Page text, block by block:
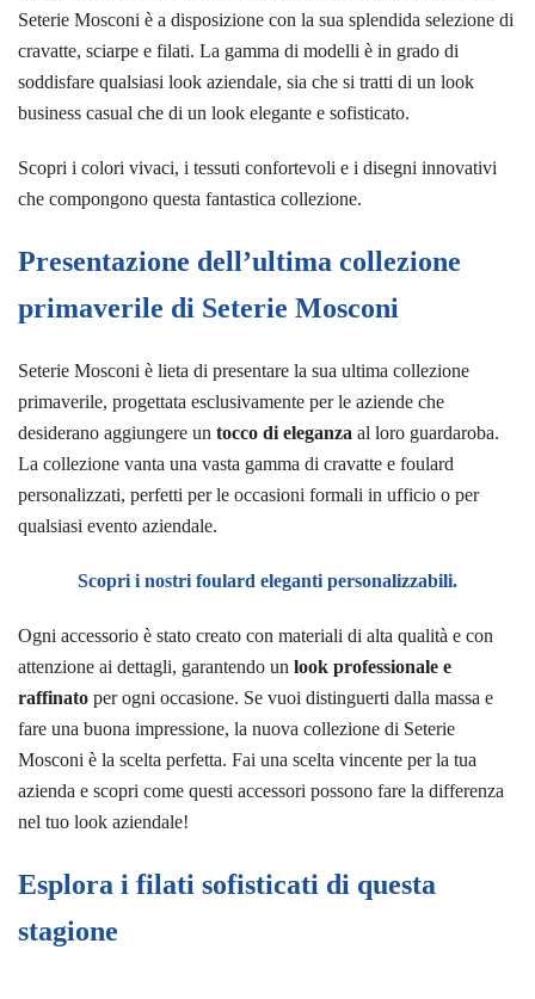
Seterie Mosconi è a disposizione con la sua splendida selezione di
cravatte, sciarpe e filati. La gamma di modelli è in grado di
soddisfare qualsiasi look aziendale, sia che si tratti di un look
business casual che di un look elegante e sofisticato.
Scopri i colori vivaci, i tessuti confortevoli e i disegni innovativi
che compongono questa fantastica collezione.
Presentazione dell’ultima collezione
primaverile di Seterie Mosconi
Seterie Mosconi è lieta di presentare la sua ultima collezione
primaverile, progettata esclusivamente per le aziende che
desiderano aggiungere un tocco di eleganza al loro guardaroba.
La collezione vanta una vasta gamma di cravatte e foulard
personalizzati, perfetti per le occasioni formali in ufficio o per
qualsiasi evento aziendale.
Scopri i nostri foulard eleganti personalizzabili.
Ogni accessorio è stato creato con materiali di alta qualità e con
attenzione ai dettagli, garantendo un look professionale e
raffinato per ogni occasione. Se vuoi distinguerti dalla massa e
fare una buona impressione, la nuova collezione di Seterie
Mosconi è la scelta perfetta. Fai una scelta vincente per la tua
azienda e scopri come questi accessori possono fare la differenza
nel tuo look aziendale!
Esplora i filati sofisticati di questa
stagione